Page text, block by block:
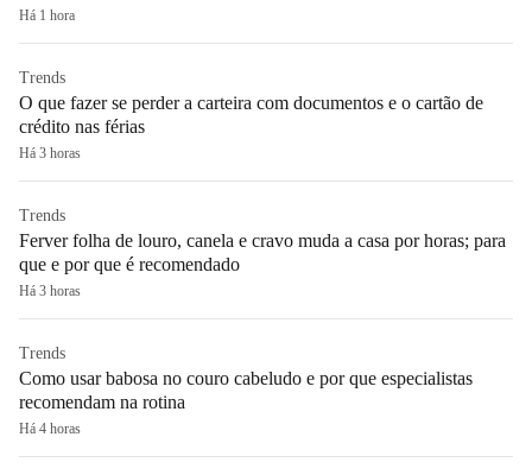
Há 1 hora
Trends
O que fazer se perder a carteira com documentos e o cartão de
crédito nas férias
Há 3 horas
Trends
Ferver folha de louro, canela e cravo muda a casa por horas; para
que e por que é recomendado
Há 3 horas
Trends
Como usar babosa no couro cabeludo e por que especialistas
recomendam na rotina
Há 4 horas